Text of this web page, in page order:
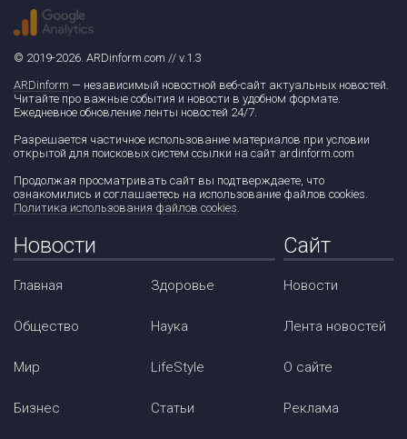
© 2019-2026. ARDinform.com // v.1.3
ARDinform — независимый новостной веб-сайт актуальных новостей.
Читайте про важные события и новости в удобном формате.
Ежедневное обновление ленты новостей 24/7.
Разрешается частичное использование материалов при условии
открытой для поисковых систем ссылки на сайт ardinform.com
Продолжая просматривать сайт вы подтверждаете, что
ознакомились и соглашаетесь на использование файлов cookies.
Политика использования файлов cookies.
Новости
Главная
Общество
Мир
Бизнес
Здоровье
Наука
LifeStyle
Статьи
Сайт
Новости
Лента новостей
О сайте
Реклама